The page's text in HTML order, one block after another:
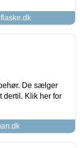
De sælger
dertil. Klik her for